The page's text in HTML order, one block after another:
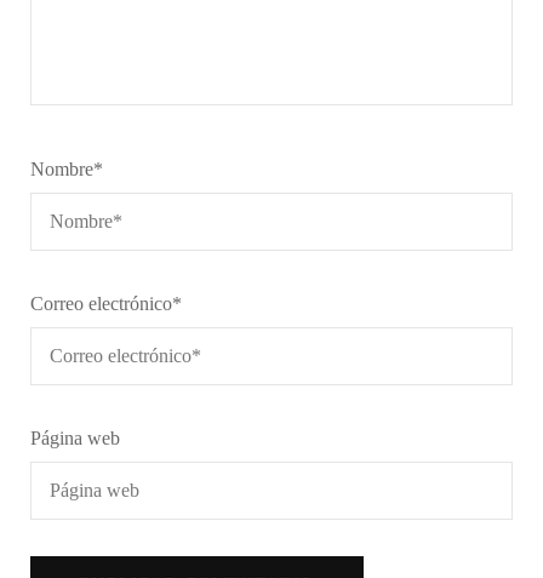
Nombre*
Correo electrónico*
Página web